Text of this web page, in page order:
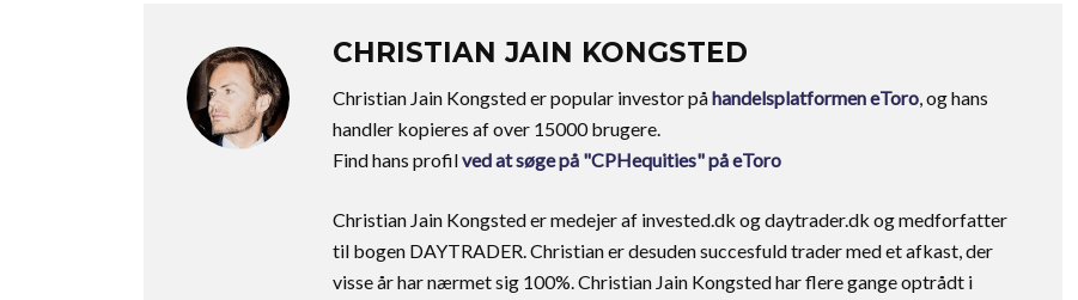
CHRISTIAN JAIN KONGSTED
Christian Jain Kongsted er popular investor påhandelsplatformen eToro, og hans
handler kopieres af over 15000 brugere.
Find hans profilved at søge på "CPHequities" på eToro
Christian Jain Kongsted er medejer af invested.dk og daytrader.dk og medforfatter
til bogen DAYTRADER. Christian er desuden succesfuld trader med et afkast, der
visse år har nærmet sig 100%. Christian Jain Kongsted har flere gange optrådt i